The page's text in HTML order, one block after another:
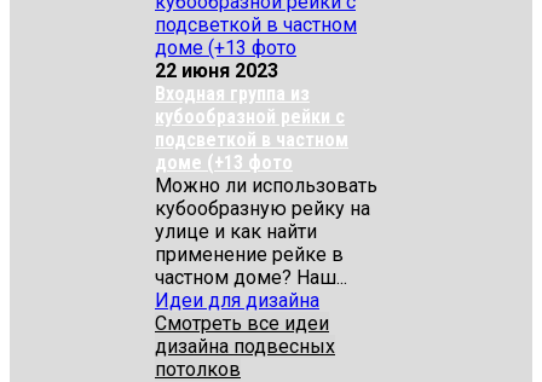
22 июня 2023
Входная группа из
кубообразной рейки с
подсветкой в частном
доме (+13 фото
Можно ли использовать
кубообразную рейку на
улице и как найти
применение рейке в
частном доме? Наш...
Идеи для дизайна
Смотреть все идеи
дизайна подвесных
потолков